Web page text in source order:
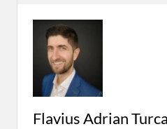
Flavius Adrian